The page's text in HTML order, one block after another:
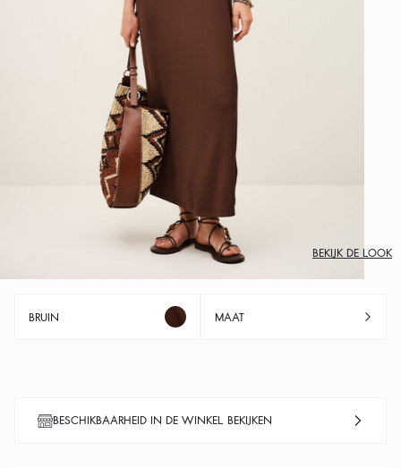
BEKIJK DE LOOK
BRUIN MAAT
BESCHIKBAARHEID IN DE WINKEL BEKIJKEN